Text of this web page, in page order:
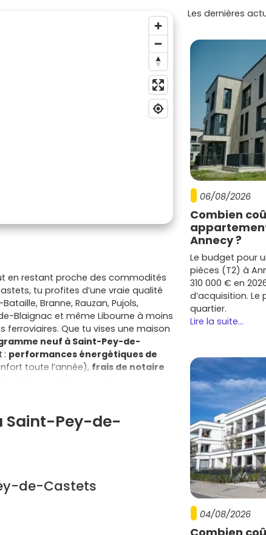
en restant proche des commodités
tu profites d’une vraie qualité
Branne, Rauzan, Pujols,
Blaignac et même Libourne à moins
ferroviaires. Que tu vises une maison
neuf à Saint-Pey-de-
: performances énergétiques de
toute l’année), frais de notaire
décennale) qui te sécurisent du
d’aujourd’hui : plans optimisés,
principale, le neuf peut aussi
sur le long terme et, selon ton
La localisation fait la différence : tu
le neuf préserve la valeur de ton
à prévoir, un vrai plus pour un
et tu te concentres
Saint-Pey-de-
de-Castets
Les dernières
06/08/2026
Combien
Annecy ?
Le budget pour
pièces (T2) à
310 000 € en
d’acquisition.
quartier.
Lire la suite...
04/08/2026